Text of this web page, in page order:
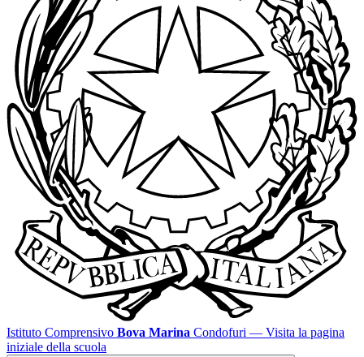
Istituto Comprensivo Bova Marina Condofuri — Visita la pagina
iniziale della scuola